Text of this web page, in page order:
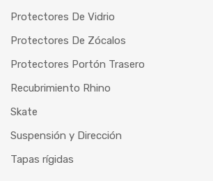
Protectores De Vidrio
Protectores De Zócalos
Protectores Portón Trasero
Recubrimiento Rhino
Skate
Suspensión y Dirección
Tapas rígidas